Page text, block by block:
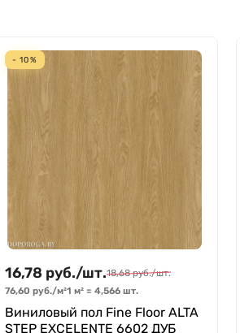
- 10%
16,78 руб./шт.18,68 руб./шт.
76,60 руб./м²1 м² = 4,566 шт.
Виниловый пол Fine Floor ALTA
STEP EXCELENTE 6602 ДУБ